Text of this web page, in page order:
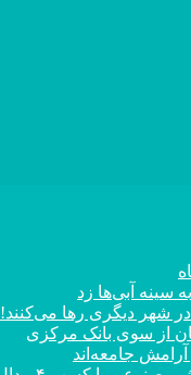
شهر دیگری رها می‌کنند!
از سوی بانک مرکزی
جامعه‌اند